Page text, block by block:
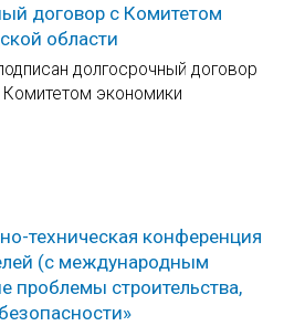
договор с Комитетом
области
долгосрочный договор
экономики
техническая конференция
(с международным
проблемы строительства,